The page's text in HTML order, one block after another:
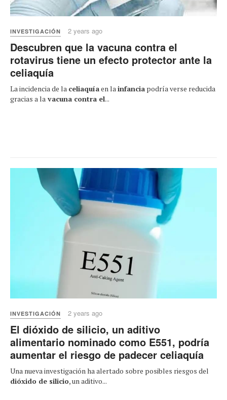
INVESTIGACIÓN 2 years ago
Descubren que la vacuna contra el
rotavirus tiene un efecto protector ante la
celiaquía
La incidencia de la celiaquíaen la infancia podría verse reducida
gracias a la vacuna contra el...
INVESTIGACIÓN 2 years ago
El dióxido de silicio, un aditivo
alimentario nominado como E551, podría
aumentar el riesgo de padecer celiaquía
Una nueva investigación ha alertado sobre posibles riesgos del
dióxido de silicio, un aditivo...